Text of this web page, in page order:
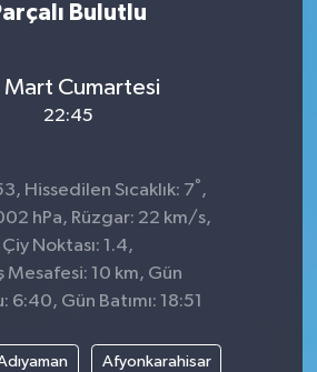
Bulutlu
Mart Cumartesi
22:45
Hissedilen Sıcaklık: 7° ,
hPa, Rüzgar: 22 km/s,
Çiy Noktası: 1.4,
Mesafesi: 10 km, Gün
6:40, Gün Batımı: 18:51
Afyonkarahisar